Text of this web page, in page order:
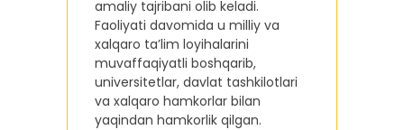
amaliy tajribani olib keladi.
Faoliyati davomida u milliy va
xalqaro ta’lim loyihalarini
muvaffaqiyatli boshqarib,
universitetlar, davlat tashkilotlari
va xalqaro hamkorlar bilan
yaqindan hamkorlik qilgan.